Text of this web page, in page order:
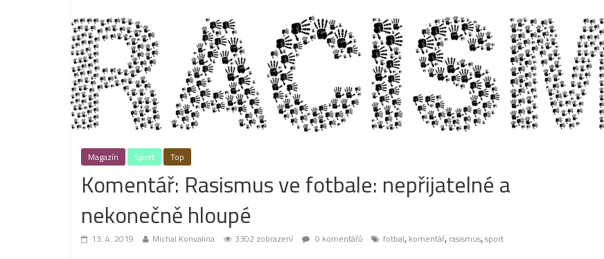
Magazín Sport Top
Komentář: Rasismus ve fotbale: nepřijatelné a
nekonečně hloupé
13. 4. 2019 Michal Konvalina 3302 zobrazení 0 komentářů fotbal, komentář, rasismus,sport